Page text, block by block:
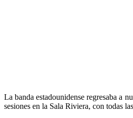
La banda estadounidense regresaba a
sesiones en la Sala Riviera, con todas